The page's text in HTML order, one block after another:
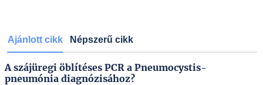
Ajánlott cikk Népszerű cikk
A szájüregi öblítéses PCR a Pneumocystis-
pneumónia diagnózisához?